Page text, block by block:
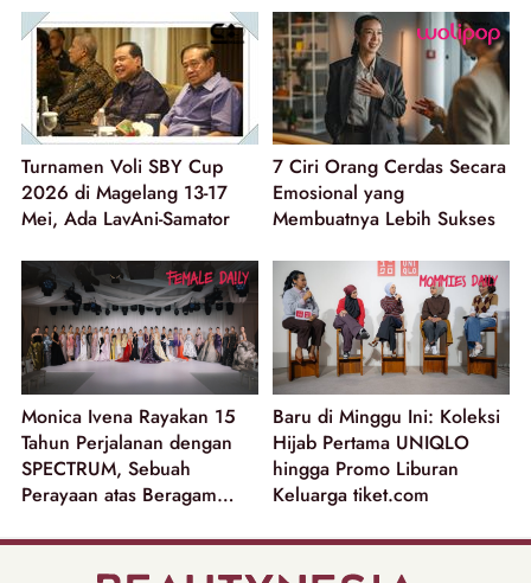
Turnamen Voli SBY Cup
2026 di Magelang 13-17
Mei, Ada LavAni-Samator
7 Ciri Orang Cerdas Secara
Emosional yang
Membuatnya Lebih Sukses
Monica Ivena Rayakan 15
Tahun Perjalanan dengan
SPECTRUM, Sebuah
Perayaan atas Beragam
Baru di Minggu Ini: Koleksi
Hijab Pertama UNIQLO
hingga Promo Liburan
Keluarga tiket.com